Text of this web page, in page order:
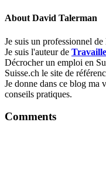
About David Talerman
Je suis un professionnel
Je suis l'auteur de
Décrocher un emploi en
Suisse.ch le site de
Je donne dans ce blog ma
conseils pratiques.
Comments